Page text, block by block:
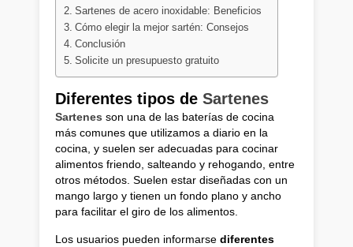
Sartenes de acero inoxidable: Beneficios
Cómo elegir la mejor sartén: Consejos
Conclusión
Solicite un presupuesto gratuito
Diferentes tipos de Sartenes
Sartenes son una de las baterías de cocina
más comunes que utilizamos a diario en la
cocina, y suelen ser adecuadas para cocinar
alimentos friendo, salteando y rehogando, entre
otros métodos. Suelen estar diseñadas con un
mango largo y tienen un fondo plano y ancho
para facilitar el giro de los alimentos.
Los usuarios pueden informarse diferentes